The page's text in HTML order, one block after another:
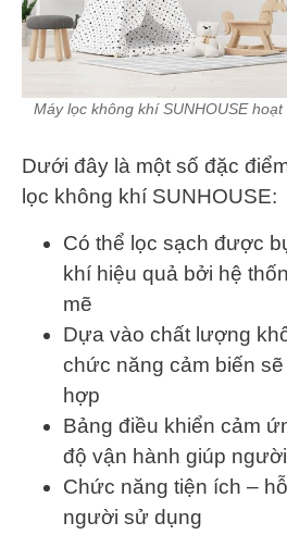
Máy lọc không khí SUNHOUSE
Dưới đây là một số đặc
lọc không khí SUNHOUSE:
Có thể lọc sạch được
khí hiệu quả bởi hệ
mẽ
Dựa vào chất lượng
chức năng cảm biến
hợp
Bảng điều khiển cảm
độ vận hành giúp
Chức năng tiện ích –
người sử dụng